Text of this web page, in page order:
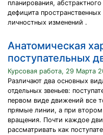
планирования,
дефицита
личностных изменений .
Анатомическая
поступательных
Курсовая работа, 29 Марта
Различают два основных
отдельных звеньев:
первом виде движений все
прямые линии, а при
вращения. Почти каждое
рассматривать как